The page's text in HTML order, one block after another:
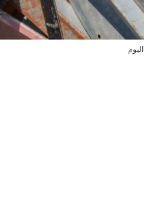
ر
و
ن